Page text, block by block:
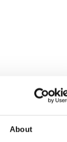
About